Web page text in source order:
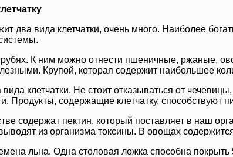
два вида клетчатки, очень много. Наиболее
К ним можно отнести пшеничные, ржаные,
Крупой, которая содержит наибольшее
клетчатки. Не стоит отказываться от
Продукты, содержащие клетчатку,
содержат пектин, который поставляет в наш
из организма токсины. В овощах
льна. Одна столовая ложка способна